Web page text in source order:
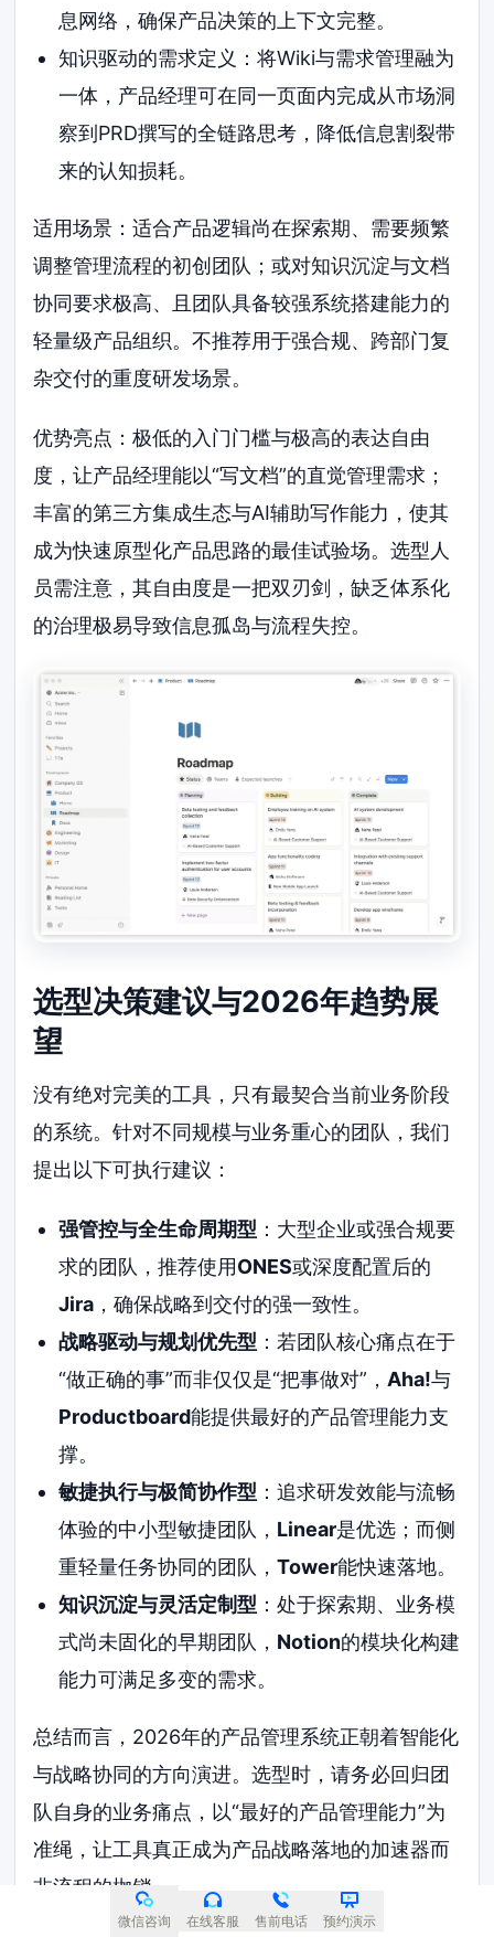
息网络，确保产品决策的上下文完整。
知识驱动的需求定义：将Wiki与需求管理融为
一体，产品经理可在同一页面内完成从市场洞
察到PRD撰写的全链路思考，降低信息割裂带
来的认知损耗。
适用场景：适合产品逻辑尚在探索期、需要频繁
调整管理流程的初创团队；或对知识沉淀与文档
协同要求极高、且团队具备较强系统搭建能力的
轻量级产品组织。不推荐用于强合规、跨部门复
杂交付的重度研发场景。
优势亮点：极低的入门门槛与极高的表达自由
度，让产品经理能以“写文档”的直觉管理需求；
丰富的第三方集成生态与AI辅助写作能力，使其
成为快速原型化产品思路的最佳试验场。选型人
员需注意，其自由度是一把双刃剑，缺乏体系化
的治理极易导致信息孤岛与流程失控。
选型决策建议与2026年趋势展
望
没有绝对完美的工具，只有最契合当前业务阶段
的系统。针对不同规模与业务重心的团队，我们
提出以下可执行建议：
强管控与全生命周期型 ：大型企业或强合规要
求的团队，推荐使用ONES或深度配置后的
Jira，确保战略到交付的强一致性。
战略驱动与规划优先型 ：若团队核心痛点在于
“做正确的事”而非仅仅是“把事做对”， Aha!与
Productboard能提供最好的产品管理能力支
撑。
敏捷执行与极简协作型 ：追求研发效能与流畅
体验的中小型敏捷团队， Linear是优选；而侧
重轻量任务协同的团队， Tower能快速落地。
知识沉淀与灵活定制型 ：处于探索期、业务模
式尚未固化的早期团队， Notion的模块化构建
能力可满足多变的需求。
总结而言，2026年的产品管理系统正朝着智能化
与战略协同的方向演进。选型时，请务必回归团
队自身的业务痛点，以“最好的产品管理能力”为
准绳，让工具真正成为产品战略落地的加速器而
非流程的枷锁。
微信咨询 在线客服 售前电话 预约演示